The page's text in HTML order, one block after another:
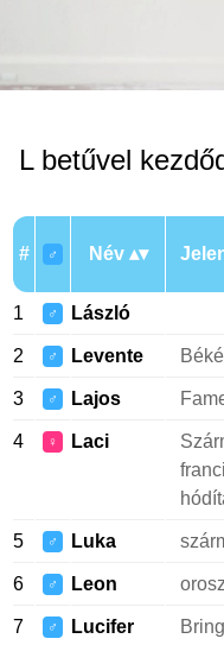
L betűvel
# ♂ Név
1 ♂ László
2 ♂ Levente
3 ♂ Lajos
4 ♀ Laci
5 ♂ Luka
6 ♂ Leon
7 ♂ Lucifer